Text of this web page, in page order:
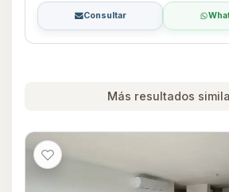
Consultar
Más resultados